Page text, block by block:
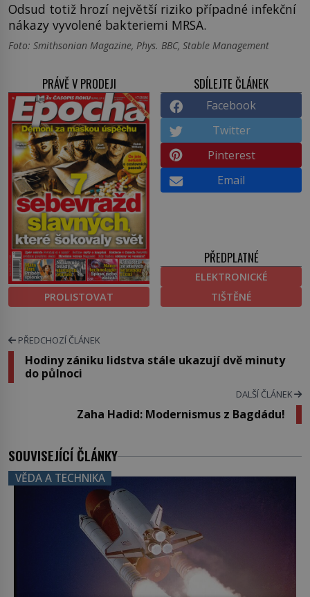
Odsud totiž hrozí největší riziko případné infekční
nákazy vyvolené bakteriemi MRSA.
Foto: Smithsonian Magazine, Phys. BBC, Stable Management
PRÁVĚ V PRODEJI
PROLISTOVAT
SDÍLEJTE ČLÁNEK
Facebook
Twitter
Pinterest
Email
PŘEDPLATNÉ
ELEKTRONICKÉ
TIŠTĚNÉ
PŘEDCHOZÍ ČLÁNEK
Hodiny zániku lidstva stále ukazují dvě minuty
do půlnoci
DALŠÍ ČLÁNEK
Zaha Hadid: Modernismus z Bagdádu!
SOUVISEJÍCÍ ČLÁNKY
VĚDA A TECHNIKA